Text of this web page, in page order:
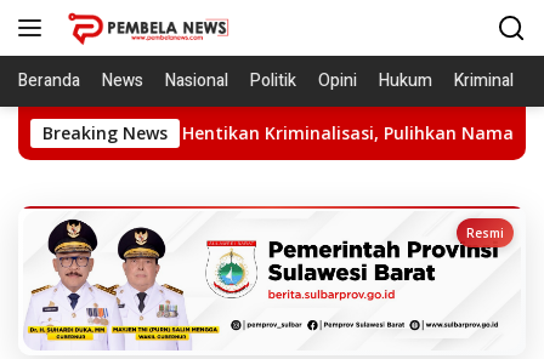
Langsung
Beranda News Nasional Politik Opini Hukum Kriminal
Breaking News
Kriminalisasi, Pulihkan Nama Baik Bahtiar Baharuddin